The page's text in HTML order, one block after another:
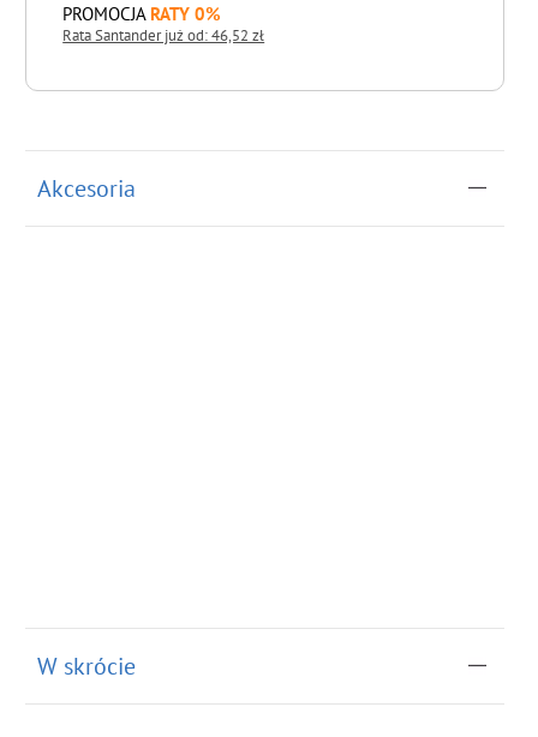
PROMOCJA RATY 0%
Rata Santander już od: 46,52 zł
Akcesoria
W skrócie